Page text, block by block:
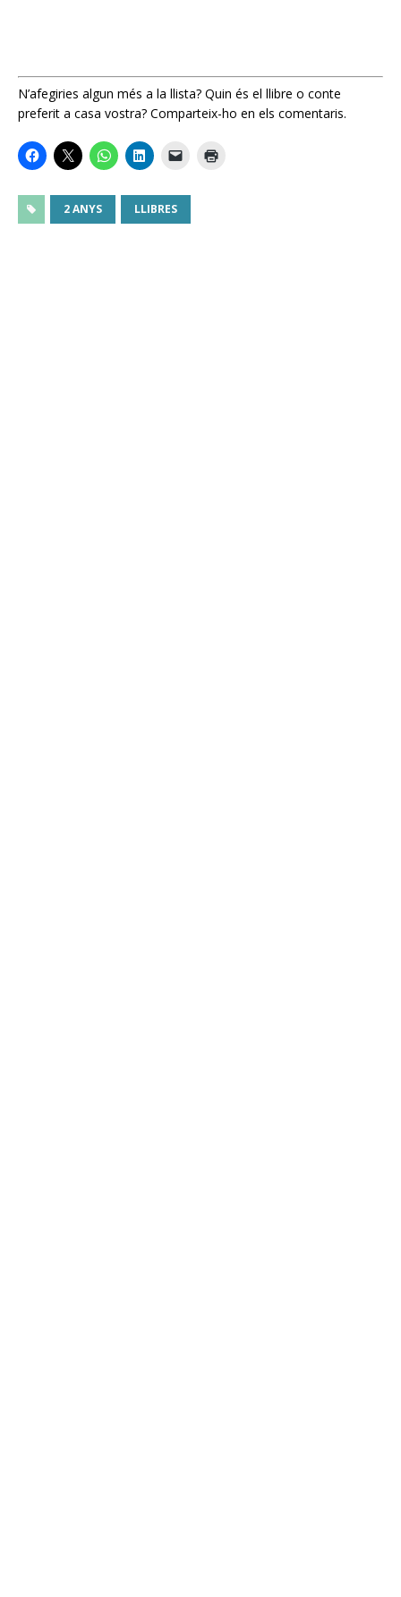
N’afegiries algun més a la llista? Quin és el llibre o conte
preferit a casa vostra? Comparteix-ho en els comentaris.
2 ANYS LLIBRES